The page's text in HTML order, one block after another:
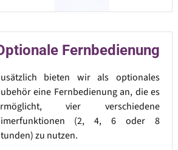
Fernbedienung
bieten wir als optionales
eine Fernbedienung an, die es
vier verschiedene
(2, 4, 6 oder 8
zu nutzen.